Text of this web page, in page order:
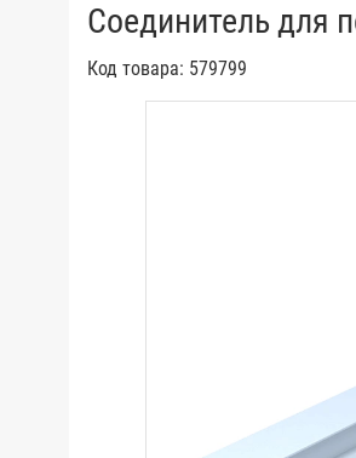
Соединитель для
Код товара: 579799